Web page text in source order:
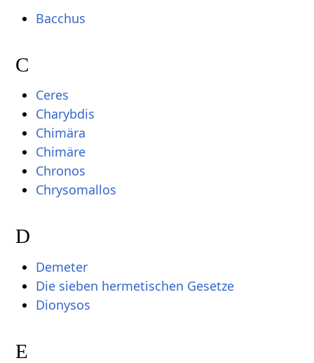
Bacchus
C
Ceres
Charybdis
Chimära
Chimäre
Chronos
Chrysomallos
D
Demeter
Die sieben hermetischen Gesetze
Dionysos
E